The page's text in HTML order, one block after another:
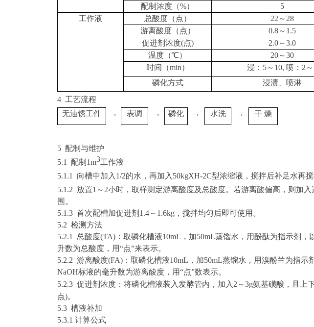
配制浓度（%）
5
工作液
总酸度（点）
22～28
游离酸度（点）
0.8～1.5
促进剂浓度(点)
2.0～3.0
温度（℃）
20～30
时间（min） 浸： 5～10, 喷：2
磷化方式
浸渍、喷淋
4 工艺流程
无油锈工件
→ 表调 → 磷化 → 水洗 → 干 燥
5 配制与维护
5.1 配制 1m3工作液
5.1.1
向槽中加入 1/2的水，再加入50kgXH-2C型浓缩液，搅拌后补足水再搅
5.1.2 放置1～2小时，取样测定游离酸度及总酸度。若游离酸偏高，则加
围。
5.1.3 首次配槽加促进剂1.4～ 1.6kg ，搅拌均匀后即可使用。
5.2 检测方法
5.2.1 总酸度(TA) ：取磷化槽液10mL ，加50mL蒸馏水，用酚酞为指示剂，
升数为总酸度，用“点”来表示。
5.2.2 游离酸度(FA) ：取磷化槽液10mL ，加50mL蒸馏水，用溴酚兰为指示
NaOH标液的毫升数为游离酸度，用“点”数表示。
5.2.3 促进剂浓度：将磷化槽液装入发酵管内，加入 2～3g氨基磺酸，且上
点)。
5.3 槽液补加
5.3.1 计算公式